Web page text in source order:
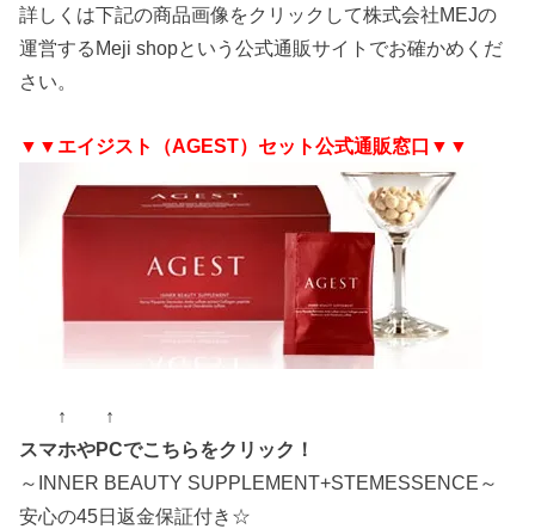
詳しくは下記の商品画像をクリックして株式会社MEJの
運営するMeji shopという公式通販サイトでお確かめくだ
さい。
▼▼エイジスト（AGEST）セット公式通販窓口▼▼
↑ ↑
スマホやPCでこちらをクリック！
～INNER BEAUTY SUPPLEMENT+STEMESSENCE～
安心の45日返金保証付き☆